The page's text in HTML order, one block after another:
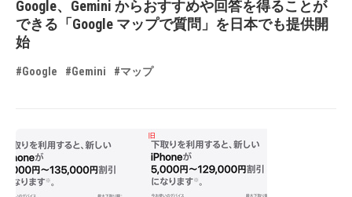
Google、Gemini からおすすめや回答を得ることが
できる「Google マップで質問」を日本でも提供開
始
#Google #Gemini #マップ